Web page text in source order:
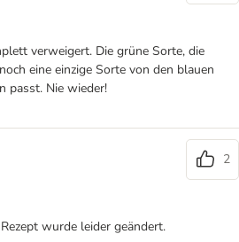
verweigert. Die grüne Sorte, die
eine einzige Sorte von den blauen
passt. Nie wieder!
2
wurde leider geändert.